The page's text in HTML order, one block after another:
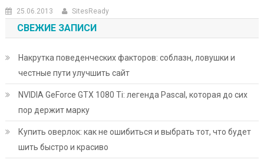
25.06.2013 SitesReady
СВЕЖИЕ ЗАПИСИ
Накрутка поведенческих факторов: соблазн, ловушки и
честные пути улучшить сайт
NVIDIA GeForce GTX 1080 Ti: легенда Pascal, которая до сих
пор держит марку
Купить оверлок: как не ошибиться и выбрать тот, что будет
шить быстро и красиво